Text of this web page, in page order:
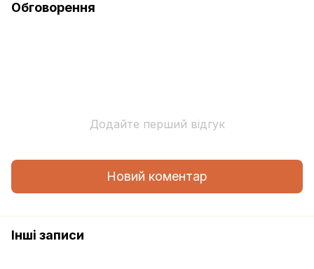
Обговорення
Додайте перший відгук
Новий коментар
Інші записи